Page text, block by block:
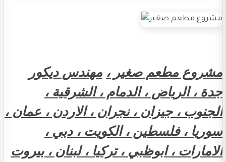
مشروع مطعم صغير ، مهندس ديكور
جدة ، الرياض ، الدمام ، الشرقية ،
الجنوب ، جيزان ، نجران ، الاردن ، عمان ،
سوريا ، فلسطين ، الكويت ، دبي ،
الامارات ، ابوظبي ، تركيا ، لبنان ، بيروت